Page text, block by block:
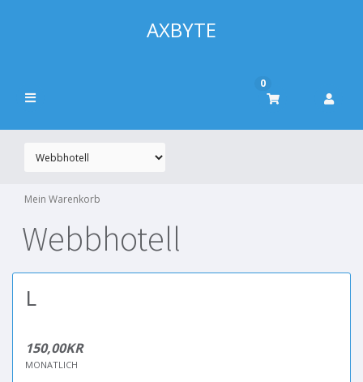
AXBYTE
0
Mein Warenkorb
Webbhotell
L
150,00KR
MONATLICH